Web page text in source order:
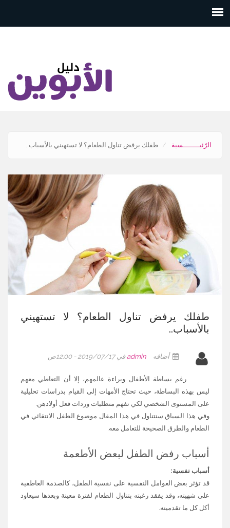
إلى
الرّئيــــــــسية طفلك يرفض تناول الطعام؟ لا تستهيني بالأسباب..
طفلك يرفض تناول الطعام؟ لا تستهيني
بالأسباب..
أضافه adminفي 2019/07/17 - 12:00ص
رغم بساطة الأطفال وبراءة عالمهم، إلا أن التعاطي معهم
ليس بهذه البساطة، حيث تحتاج الأمهات إلى القيام بدراسات تحليلية
على المستوى الشخصي لكي تفهم متطلبات وردات فعل أولادهن.
وفي هذا السياق سنتناول في هذا المقال موضوع الطفل الانتقائي في
الطعام والطرق الصحيحة للتعامل معه.
أسباب رفض الطفل لبعض الأطعمة
أسباب نفسية:
قد تؤثر بعض العوامل النفسية على نفسية الطفل، كالصدمة العاطفية
على شهيته، وقد يفقد رغبته بتناول الطعام لفترة معينة وبعدها سيعاود
أكل كل ما تقدمينه.